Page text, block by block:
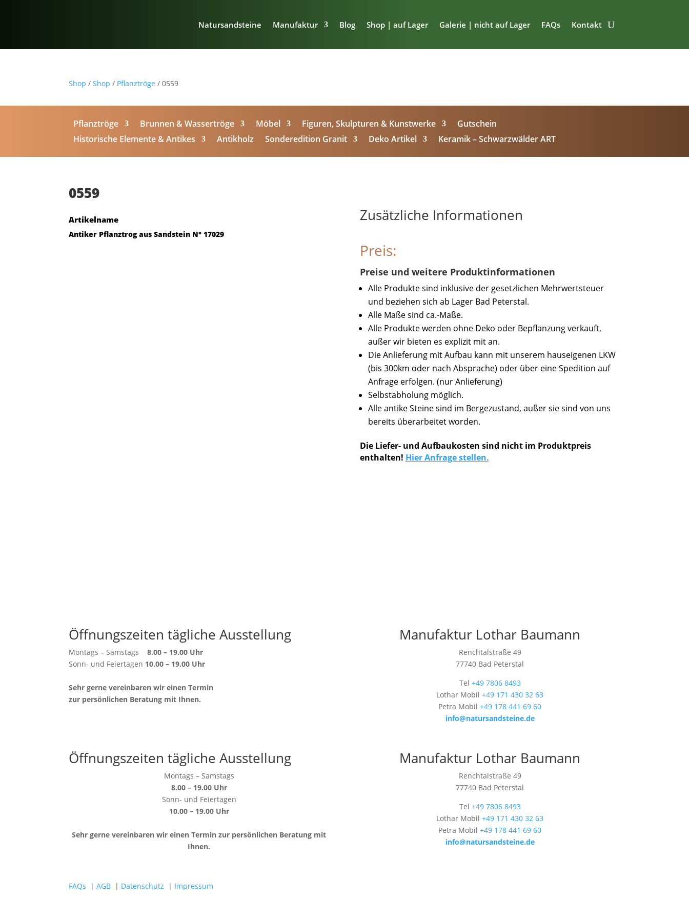
Natursandsteine Manufaktur Blog Shop | auf Lager Galerie | nicht auf Lager FAQs Kontakt
Shop /Shop / Pflanztröge / 0559
Pflanztröge Brunnen & Wassertröge Möbel Figuren, Skulpturen & Kunstwerke
Gutschein
Historische Elemente & Antikes
Antikholz Sonderedition Granit Deko Artikel Keramik – Schwarzwälder ART
0559
Artikelname
Antiker Pflanztrog aus Sandstein N° 17029
Zusätzliche Informationen
Preis:
Preise und weitere Produktinformationen
Alle Produkte sind inklusive der gesetzlichen Mehrwertsteuer
und beziehen sich ab Lager Bad Peterstal.
Alle Maße sind ca.-Maße.
Alle Produkte werden ohne Deko oder Bepflanzung verkauft,
außer wir bieten es explizit mit an.
Die Anlieferung mit Aufbau kann mit unserem hauseigenen LKW
(bis 300km oder nach Absprache) oder über eine Spedition auf
Anfrage erfolgen. (nur Anlieferung)
Selbstabholung möglich.
Alle antike Steine sind im Bergezustand, außer sie sind von uns
bereits überarbeitet worden.
Die Liefer- und Aufbaukosten sind nicht im Produktpreis
enthalten! Hier Anfrage stellen.
Öffnungszeiten tägliche Ausstellung
Montags – Samstags8.00 – 19.00 Uhr
Sonn- und Feiertagen 10.00 – 19.00 Uhr
Sehr gerne vereinbaren wir einen Termin
zur persönlichen Beratung mit Ihnen.
Manufaktur Lothar Baumann
Renchtalstraße 49
77740 Bad Peterstal
Tel +49 7806 8493
Lothar Mobil+49 171 430 32 63
Petra Mobil+49 178 441 69 60
info@natursandsteine.de
Öffnungszeiten tägliche Ausstellung
Montags – Samstags
8.00 – 19.00 Uhr
Sonn- und Feiertagen
10.00 – 19.00 Uhr
Sehr gerne vereinbaren wir einen Termin zur persönlichen Beratung mit
Ihnen.
Manufaktur Lothar Baumann
Renchtalstraße 49
77740 Bad Peterstal
Tel +49 7806 8493
Lothar Mobil+49 171 430 32 63
Petra Mobil+49 178 441 69 60
info@natursandsteine.de
FAQs |AGB | Datenschutz | Impressum